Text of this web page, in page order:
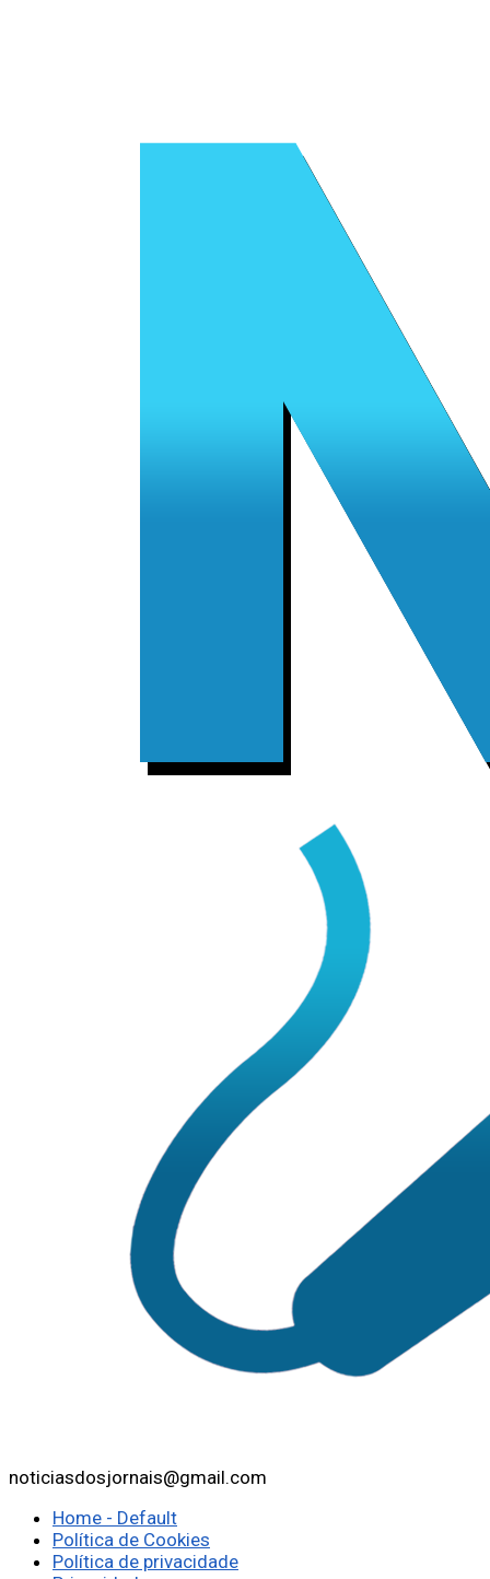
noticiasdosjornais@gmail.com
Home - Default
Política de Cookies
Política de privacidade